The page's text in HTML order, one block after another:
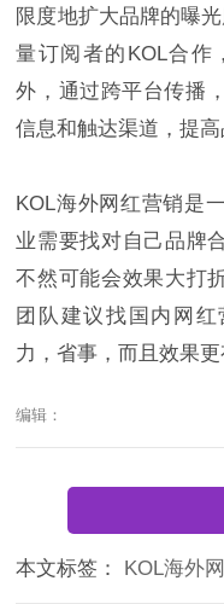
限度地扩大品牌的曝
量订阅者的KOL合作
外，通过跨平台传播
信息和触达渠道，提高
KOL海外网红营销是
业需要找对自己品牌
不然可能会效果大打
团队建议找国内网红
力，省事，而且效果更
编辑：
本文标签： KOL海外